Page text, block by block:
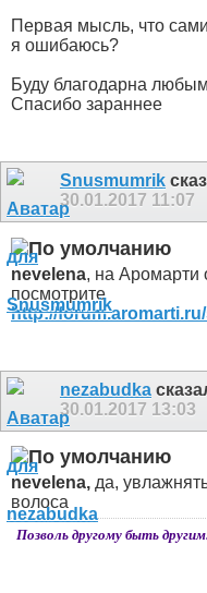
Первая мысль, что
я ошибаюсь?
Буду благодарна
Спасибо зараннее
Snusmumrik
30.01.2017 11:07
nevelena, на Аромарти
посмотрите
http://
nezabudka
30.01.2017 13:03
nevelena, да,
волоса
Позволь другому быть